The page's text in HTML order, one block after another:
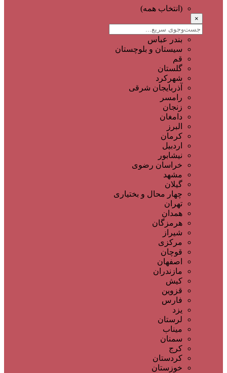
(انتخاب همه)
×
بندر عباس
سیستان و بلوچستان
قم
گلستان
شهرکرد
آذربایجان شرقی
رامسر
زنجان
دامغان
البرز
کرمان
اردبیل
نیشابور
خراسان رضوی
مشهد
گیلان
چهار محال و بختیاری
تهران
همدان
هرمزگان
شیراز
مرکزی
قوچان
اصفهان
مازندران
کیش
قزوین
فارس
یزد
لرستان
میناب
سمنان
کرج
کردستان
خوزستان